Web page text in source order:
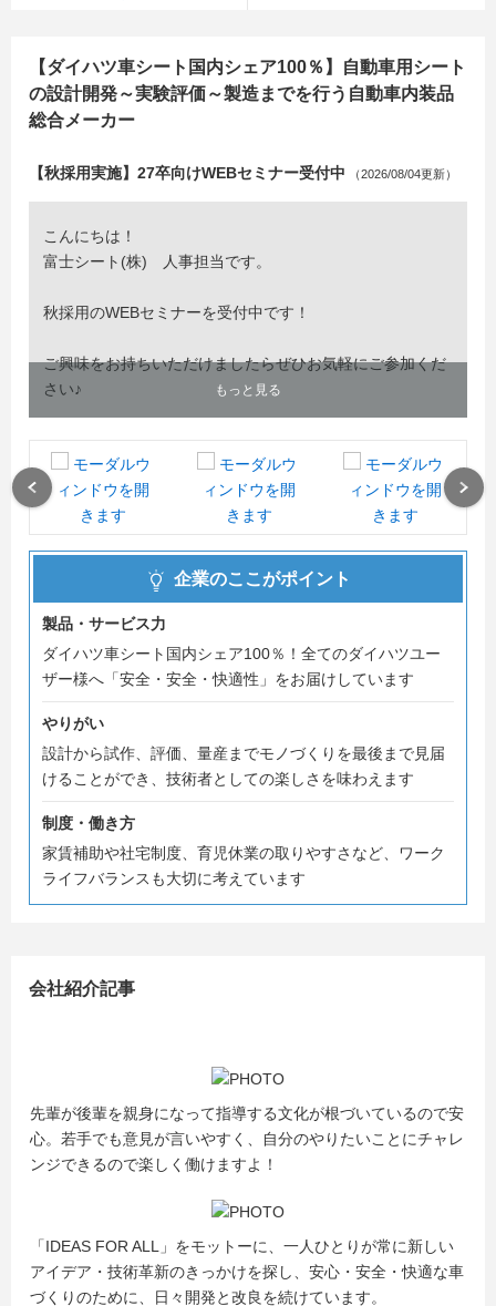
【ダイハツ車シート国内シェア100％】自動車用シート
の設計開発～実験評価～製造までを行う自動車内装品
総合メーカー
【秋採用実施】27卒向けWEBセミナー受付中 （2026/08/04更新）
こんにちは！
富士シート(株) 人事担当です。
秋採用のWEBセミナーを受付中です！
ご興味をお持ちいただけましたらぜひお気軽にご参加くだ
さい♪
もっと見る
企業のここがポイント
製品・サービス力
ダイハツ車シート国内シェア100％！全てのダイハツユー
ザー様へ「安全・安全・快適性」をお届けしています
やりがい
設計から試作、評価、量産までモノづくりを最後まで見届
けることができ、技術者としての楽しさを味わえます
制度・働き方
家賃補助や社宅制度、育児休業の取りやすさなど、ワーク
ライフバランスも大切に考えています
会社紹介記事
先輩が後輩を親身になって指導する文化が根づいているので安
心。若手でも意見が言いやすく、自分のやりたいことにチャレ
ンジできるので楽しく働けますよ！
「IDEAS FOR ALL」をモットーに、一人ひとりが常に新しい
アイデア・技術革新のきっかけを探し、安心・安全・快適な車
づくりのために、日々開発と改良を続けています。